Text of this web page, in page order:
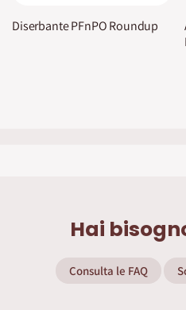
Diserbante PFnPO Roundup
Hai
Consulta le FAQ